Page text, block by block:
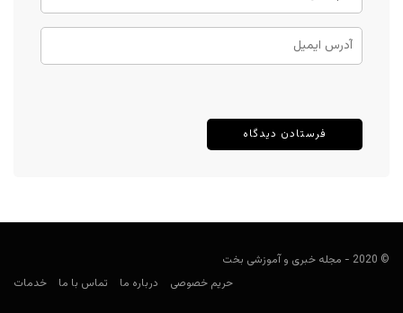
© 2020 - مجله خبری و آموزشی بخت
حریم خصوصی
درباره ما تماس با ما خدمات